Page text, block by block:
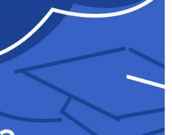
1{,}5 ↑ \varphi =
}1{,}5}}$.
= 1{,}5 \cdot
= 1{,}5 \cdot 60\% =
Пары воды не станут
—неверно